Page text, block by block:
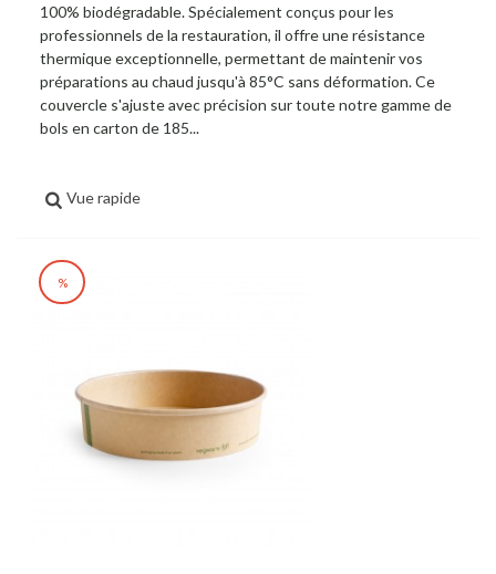
100% biodégradable. Spécialement conçus pour les
professionnels de la restauration, il offre une résistance
thermique exceptionnelle, permettant de maintenir vos
préparations au chaud jusqu'à 85°C sans déformation. Ce
couvercle s'ajuste avec précision sur toute notre gamme de
bols en carton de 185...
Vue rapide
%